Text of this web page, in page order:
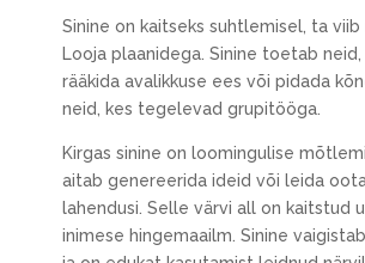
Sinine on kaitseks suhtlemisel, ta viib
Looja plaanidega. Sinine toetab
rääkida avalikkuse ees või pidada
neid, kes tegelevad grupitööga.
Kirgas sinine on loomingulise
aitab genereerida ideid või leida
lahendusi. Selle värvi all on kaitstud
inimese hingemaailm. Sinine